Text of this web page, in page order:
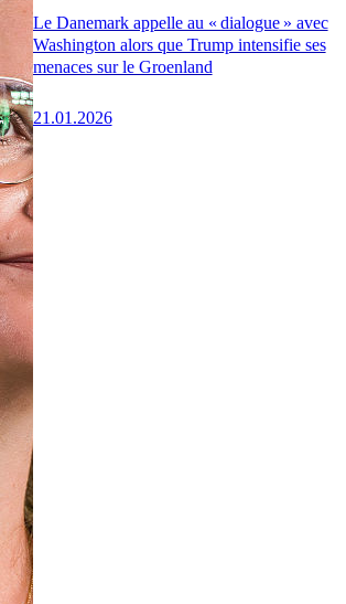
Le Danemark appelle au « dialogue » avec
Washington alors que Trump intensifie ses
menaces sur le Groenland
21.01.2026